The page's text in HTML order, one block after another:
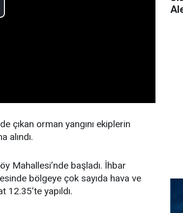
çıkan orman yangını ekiplerin
alındı.
Mahallesi’nde başladı. İhbar
bölgeye çok sayıda hava ve
12.35’te yapıldı.